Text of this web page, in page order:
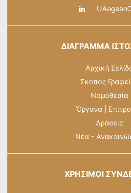
ΔΙΑΓΡΑΜΜΑ
Αρχική
Σκοπός
Νομοθεσία
Όργανα|
Δράσεις
Νέα -
ΧΡΗΣΙΜΟΙ